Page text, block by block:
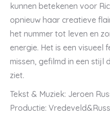
kunnen betekenen voor
opnieuw haar creatieve
het nummer tot leven en
energie. Het is een visueel
missen, gefilmd in een stijl
ziet.
Tekst & Muziek: Jeroen
Productie: